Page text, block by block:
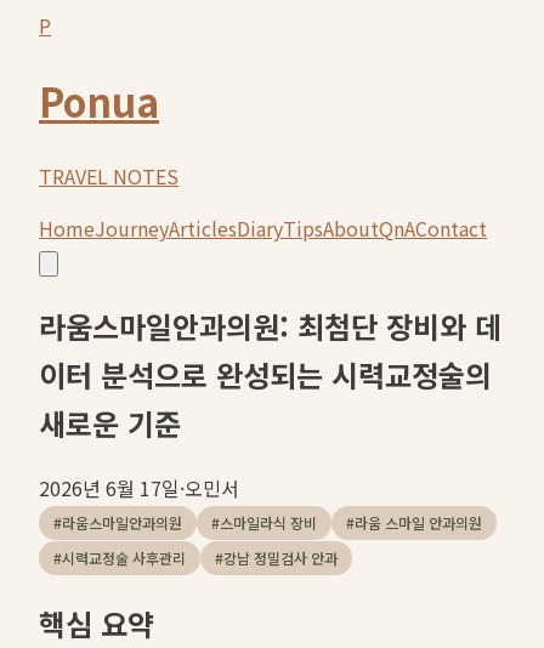
P
Ponua
TRAVEL NOTES
HomeJourneyArticlesDiaryTipsAboutQnAContact
라움스마일안과의원: 최첨단 장비와 데
이터 분석으로 완성되는 시력교정술의
새로운 기준
2026년 6월 17일·오민서
#라움스마일안과의원 #스마일라식 장비 #라움 스마일 안과의원
#시력교정술 사후관리 #강남 정밀검사 안과
핵심 요약